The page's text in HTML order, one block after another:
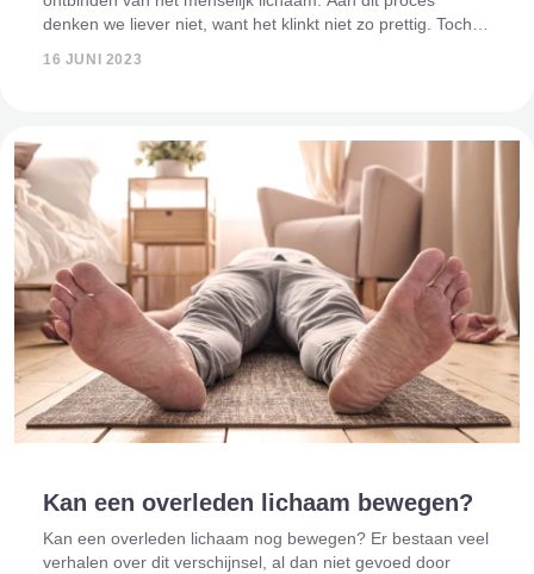
denken we liever niet, want het klinkt niet zo prettig. Toch
16 JUNI 2023
Kan een overleden lichaam bewegen?
Kan een overleden lichaam nog bewegen? Er bestaan veel
verhalen over dit verschijnsel, al dan niet gevoed door